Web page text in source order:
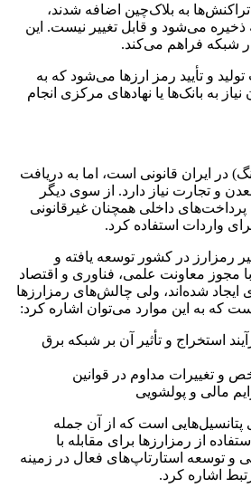
به بلاک‌چین اضافه شدند،
ذخیره می‌شود و قابل تغییر نیست. این
شبکه فراهم می‌کند.
تولید و تأیید رمز ارزها می‌شود که به
به بانک‌ها یا نهادهای مرکزی انجام
در ایران قانونی است، اما به دریافت
و تجارت نیاز دارد. از سوی دیگر
پرداخت‌های داخلی همچنان غیرقانونی
واردات استفاده کرد.
رمزارز در کشور توسعه یافته و
مجوز معاونت علمی، فناوری و اقتصاد
شده‌اند، ولی چالش‌های رمزارزها
که به این موارد می‌توان اشاره کرد:
استخراج و تأثیر آن بر شبکه برق
و تغییرات مداوم در قوانین
مالی و پولشویی
پتانسیل‌هایی است که از آن جمله
از رمزارزها برای مقابله با
و توسعه استارتاپ‌های فعال در زمینه
اشاره کرد.